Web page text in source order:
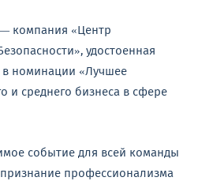
компания «Центр
удостоенная
в номинации «Лучшее
и среднего бизнеса в сфере
событиедля всей команды
признание профессионализма